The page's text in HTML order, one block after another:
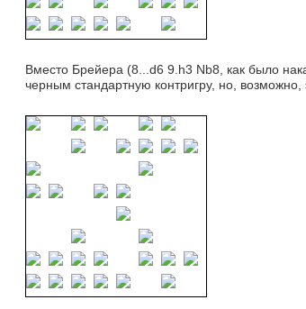
Вместо Брейера (8...d6 9.h3 Nb8, как было
черным стандартную контригру, но,